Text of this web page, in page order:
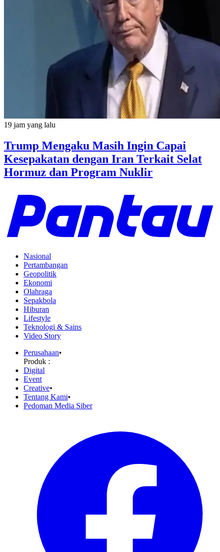
19 jam yang lalu
Trump Mengaku Masih Ingin Capai
Kesepakatan dengan Iran Terkait Selat
Hormuz dan Program Nuklir
Nasional
Pertambangan
Geopolitik
Ekonomi
Olahraga
Sepakbola
Hiburan
Lifestyle
Teknologi & Sains
Video Story
Perusahaan•
Produk :
Digital
Event
Creative•
Tentang Kami•
Pedoman Media Siber